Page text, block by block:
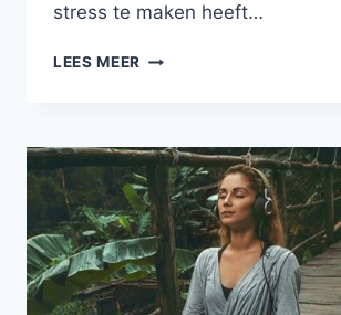
stress te maken heeft…
LEES MEER 5
ONTSTRESSEN